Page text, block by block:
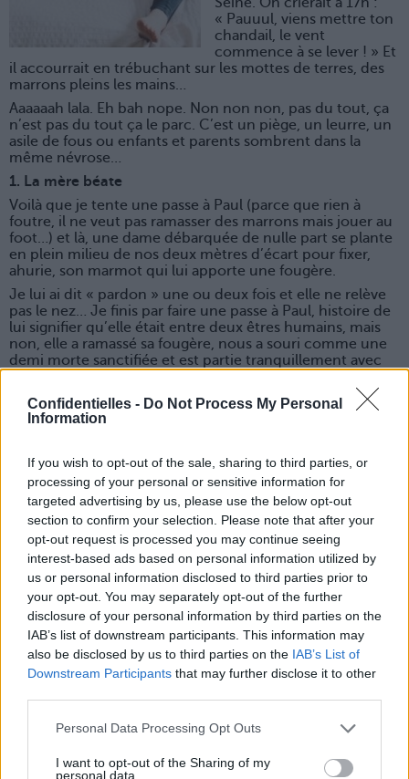
Confidentielles - Do Not Process My Personal
Information
If you wish to opt-out of the sale, sharing to third parties, or
processing of your personal or sensitive information for
targeted advertising by us, please use the below opt-out
section to confirm your selection. Please note that after your
opt-out request is processed you may continue seeing
interest-based ads based on personal information utilized by
us or personal information disclosed to third parties prior to
your opt-out. You may separately opt-out of the further
disclosure of your personal information by third parties on the
IAB’s list of downstream participants. This information may
also be disclosed by us to third parties on the IAB’s List of
Downstream Participants that may further disclose it to other
Personal Data Processing Opt Outs
I want to opt-out of the Sharing of my
personal data.
« Pauuul, viens mettre ton
chandail, le vent
commence à se lever ! » Et
il accourrait en trébuchant sur les mottes de terres, des
marrons pleins les mains…
Aaaaaah lala. Eh bah nope. Non non non, pas du tout, ça
n’est pas du tout ça le parc. C’est un piège, un leurre, un
asile de fous ou enfants et parents sombrent dans la
même névrose…
1. La mère béate
Voilà que je tente une passe à Paul (parce que rien à
foutre, il ne veut pas ramasser des marrons mais jouer au
foot…) et là, une dame débarquée de nulle part se plante
en plein milieu de nos deux mètres d’écart pour fixer,
ahurie, son marmot qui lui apporte une fougère.
Je lui ai dit « pardon » une ou deux fois et elle ne relève
pas le nez… Je finis par faire une passe à Paul, histoire de
lui signifier qu’elle était entre deux êtres humains, mais
non, elle a ramassé sa fougère, nous a souri comme une
demi morte sanctifiée et est partie tranquillement avec
2. Le père hystérique
Alors lui, c’est le père qui s’est fadé le parc à contrecœur
depuis huit ans et qu’il vit manifestement le même enfer
avec son terrible mini-humain CHAQUE week-end.
Lui, il a perdu toute dignité, tout soupçon de raison. Il
traverse le parc tout rouge en hurlant : « Je te PREVIENS !
C’est la DERNIERE fois ! Je t’avais prévenu ! Le parc, c’est
FINI ! » en insistant bien sur les mots importants.
Il porte son gosse en baluchon sur son épaule, tête en
bas, lui aussi touche rouge et hurlant. On se dit que ce
petit morveux va se prendre une bonne trempe et qu’il
ne recommencera plus jamais. Mais non en fait, on nous
dit qu’il est là tous les week-ends, et que c’est le même
cirque. Ah, bah pas de chance...
3. L’enfant demi-dieu
Alors ça, c’est vraiment à gerber. On était là tranquille, en
boots et on entend à deux centimètres de notre oreille :
GROS progrèèèèès, je suis fière de toi chérie ! »